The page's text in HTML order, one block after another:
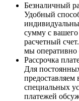
Безналичный
Удобный
сумму с
расчетный
мы оперативно
Рассрочка
Для
предоставляем
специальных
платежей